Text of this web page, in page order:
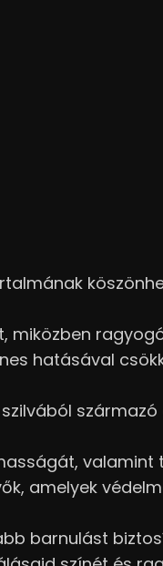
miközben
hatásával
amelyek
barnulást